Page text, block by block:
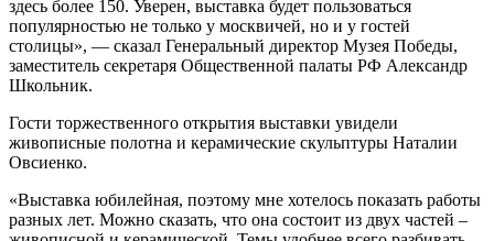
здесь более 150. Уверен, выставка будет пользоваться
популярностью не только у москвичей, но и у гостей
столицы», — сказал Генеральный директор Музея Победы,
заместитель секретаря Общественной палаты РФ Александр
Школьник.
Гости торжественного открытия выставки увидели
живописные полотна и керамические скульптуры Наталии
Овсиенко.
«Выставка юбилейная, поэтому мне хотелось показать работы
разных лет. Можно сказать, что она состоит из двух частей –